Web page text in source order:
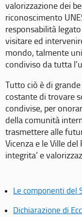
valorizzazione dei
riconoscimento
responsabilità
visitare ed
mondo, talmente
condiviso da tutta
Tutto ciò è di
costante di trovare
condivise, per
della comunità
trasmettere alle
Vicenza e le Ville
integrita’ e
Le componenti del
Dichiarazione di